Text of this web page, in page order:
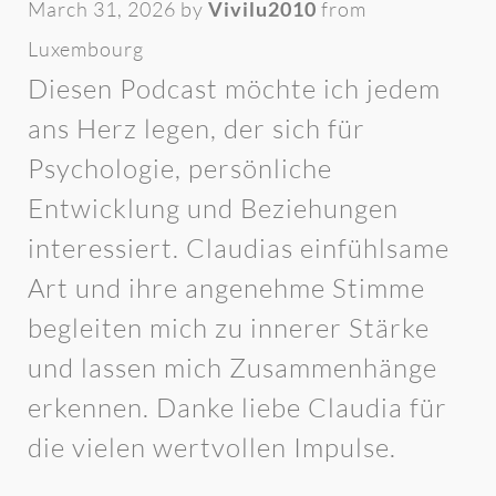
March 31, 2026 by Vivilu2010 from
Luxembourg
Diesen Podcast möchte ich jedem
ans Herz legen, der sich für
Psychologie, persönliche
Entwicklung und Beziehungen
interessiert. Claudias einfühlsame
Art und ihre angenehme Stimme
begleiten mich zu innerer Stärke
und lassen mich Zusammenhänge
erkennen. Danke liebe Claudia für
die vielen wertvollen Impulse.